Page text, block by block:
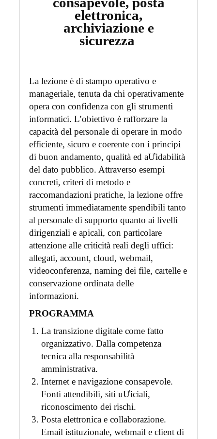
elettronica,
archiviazione e
sicurezza
La lezione è di stampo operativo e
manageriale, tenuta da chi operativamente
opera con confidenza con gli strumenti
informatici. L’obiettivo è rafforzare la
capacità del personale di operare in modo
efficiente, sicuro e coerente con i principi
di buon andamento, qualità ed aƯidabilità
del dato pubblico. Attraverso esempi
concreti, criteri di metodo e
raccomandazioni pratiche, la lezione offre
strumenti immediatamente spendibili tanto
al personale di supporto quanto ai livelli
dirigenziali e apicali, con particolare
attenzione alle criticità reali degli uffici:
allegati, account, cloud, webmail,
videoconferenza, naming dei file, cartelle e
conservazione ordinata delle
informazioni.
PROGRAMMA
La transizione digitale come fatto
organizzativo. Dalla competenza
tecnica alla responsabilità
amministrativa.
Internet e navigazione consapevole.
Fonti attendibili, siti uƯiciali,
riconoscimento dei rischi.
Posta elettronica e collaborazione.
Email istituzionale, webmail e client di